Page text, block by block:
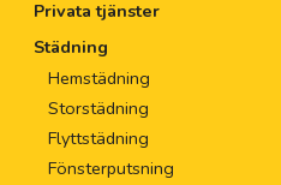
Privata tjänster
Städning
Hemstädning
Storstädning
Flyttstädning
Fönsterputsning